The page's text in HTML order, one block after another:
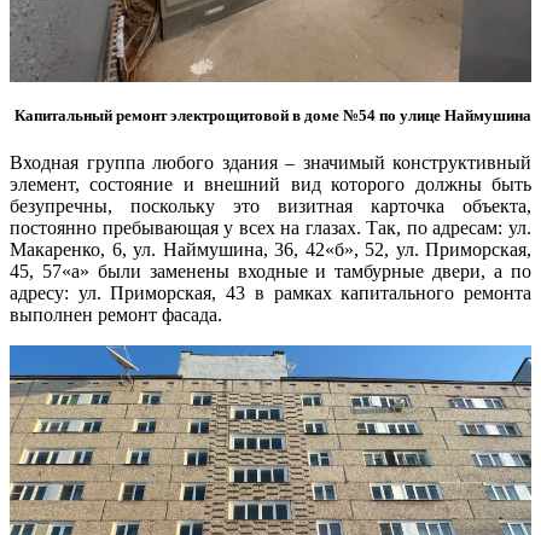
Капитальный ремонт электрощитовой в доме №54 по улице Наймушина
Входная группа любого здания – значимый конструктивный
элемент, состояние и внешний вид которого должны быть
безупречны, поскольку это визитная карточка объекта,
постоянно пребывающая у всех на глазах. Так, по адресам: ул.
Макаренко, 6, ул. Наймушина, 36, 42«б», 52, ул. Приморская,
45, 57«а» были заменены входные и тамбурные двери, а по
адресу: ул. Приморская, 43 в рамках капитального ремонта
выполнен ремонт фасада.